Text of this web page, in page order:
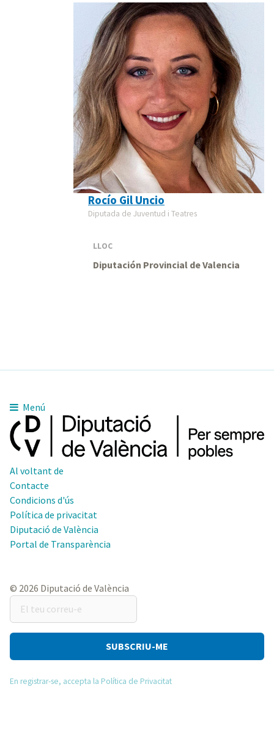
Rocío Gil Uncio
Diputada de Juventud i Teatres
LLOC
Diputación Provincial de Valencia
Menú
Al voltant de
Contacte
Condicions d'ús
Política de privacitat
Diputació de València
Portal de Transparència
© 2026 Diputació de València
El
teu
correu-
En registrar-se, accepta la Política de Privacitat